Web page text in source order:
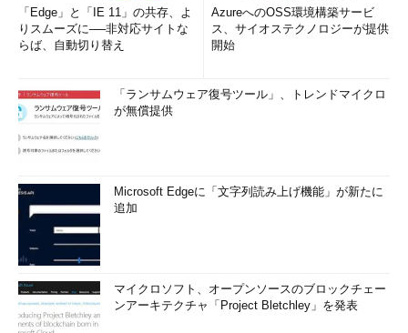
「Edge」と「IE 11」の共存、よ
りスムーズに──非対応サイトな
らば、自動切り替え
AzureへのOSS環境構築サービ
ス、サイオステクノロジーが提供
開始
「ランサムウェア復号ツール」、トレンドマイクロ
が無償提供
Microsoft Edgeに「文字列読み上げ機能」が新たに
追加
マイクロソフト、オープンソースのブロックチェー
ンアーキテクチャ「Project Bletchley」を発表